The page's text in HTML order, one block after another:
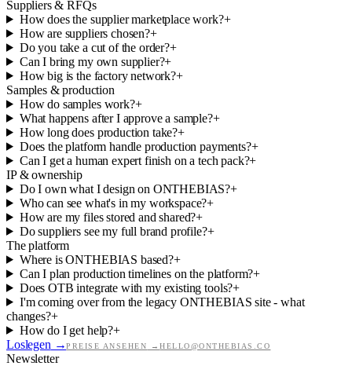
Suppliers & RFQs
How does the supplier marketplace work?+
How are suppliers chosen?+
Do you take a cut of the order?+
Can I bring my own supplier?+
How big is the factory network?+
Samples & production
How do samples work?+
What happens after I approve a sample?+
How long does production take?+
Does the platform handle production payments?+
Can I get a human expert finish on a tech pack?+
IP & ownership
Do I own what I design on ONTHEBIAS?+
Who can see what's in my workspace?+
How are my files stored and shared?+
Do suppliers see my full brand profile?+
The platform
Where is ONTHEBIAS based?+
Can I plan production timelines on the platform?+
Does OTB integrate with my existing tools?+
I'm coming over from the legacy ONTHEBIAS site - what
changes?+
How do I get help?+
Loslegen →PREISE ANSEHEN →HELLO@ONTHEBIAS.CO
Newsletter